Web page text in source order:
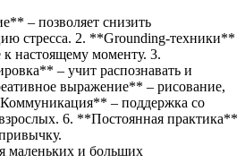
– позволяет снизить
стресса. 2. **Grounding‑техники**
настоящему моменту. 3.
– учит распознавать и
выражение** – рисование,
– поддержка со
6. **Постоянная практика**
маленьких и больших